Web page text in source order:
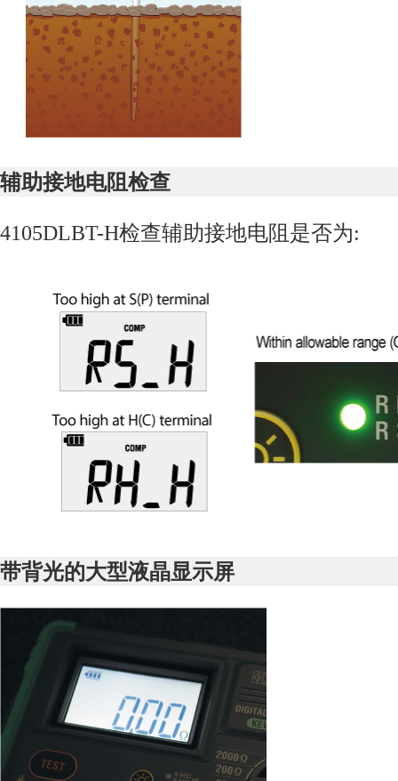
辅助接地电阻检查
4105DLBT-H检查辅助接地电阻是否为:
带背光的大型液晶显示屏